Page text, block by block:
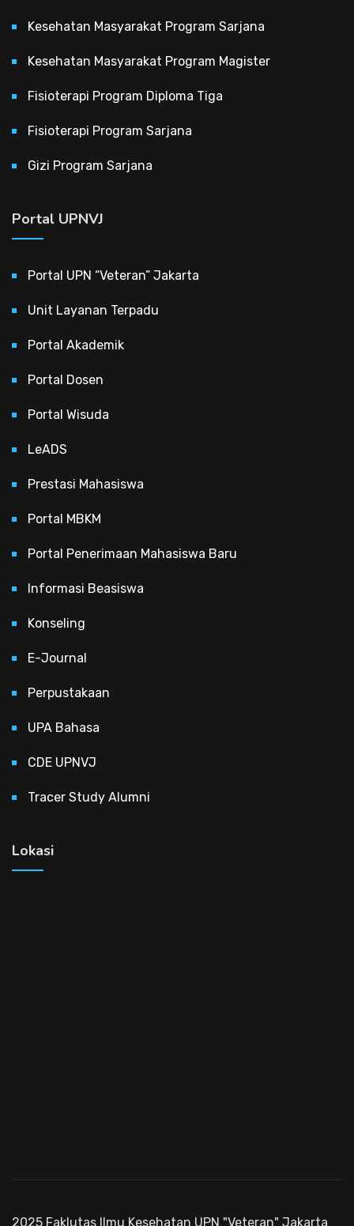
Kesehatan Masyarakat Program Sarjana
Kesehatan Masyarakat Program Magister
Fisioterapi Program Diploma Tiga
Fisioterapi Program Sarjana
Gizi Program Sarjana
Portal UPNVJ
Portal UPN “Veteran” Jakarta
Unit Layanan Terpadu
Portal Akademik
Portal Dosen
Portal Wisuda
LeADS
Prestasi Mahasiswa
Portal MBKM
Portal Penerimaan Mahasiswa Baru
Informasi Beasiswa
Konseling
E-Journal
Perpustakaan
UPA Bahasa
CDE UPNVJ
Tracer Study Alumni
Lokasi
2025 Faklutas Ilmu Kesehatan UPN "Veteran" Jakarta